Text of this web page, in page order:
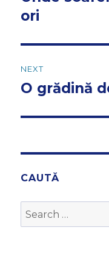
post:
ori
NEXT
Next
O grădină
CAUTĂ
Search
for: